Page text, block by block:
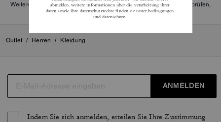
Weitere Informationen darüber, wie wir unsere Bewertungen überprüfen,
finden Siehier.
Outlet / Herren / Kleidung
ANMELDEN
Indem Sie sich anmelden, erteilen Sie Ihre Zustimmung